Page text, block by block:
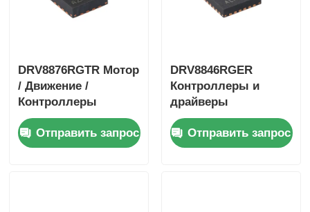
DRV8876RGTR Мотор
/ Движение /
Контроллеры
зажигания и
драйверы 40-V 3.5-A
H-мостовой Драйвер
Отправить запрос
DRV8846RGER
Контроллеры и
драйверы
двигателей /
движения /
зажигания 1,4А
Отправить запрос